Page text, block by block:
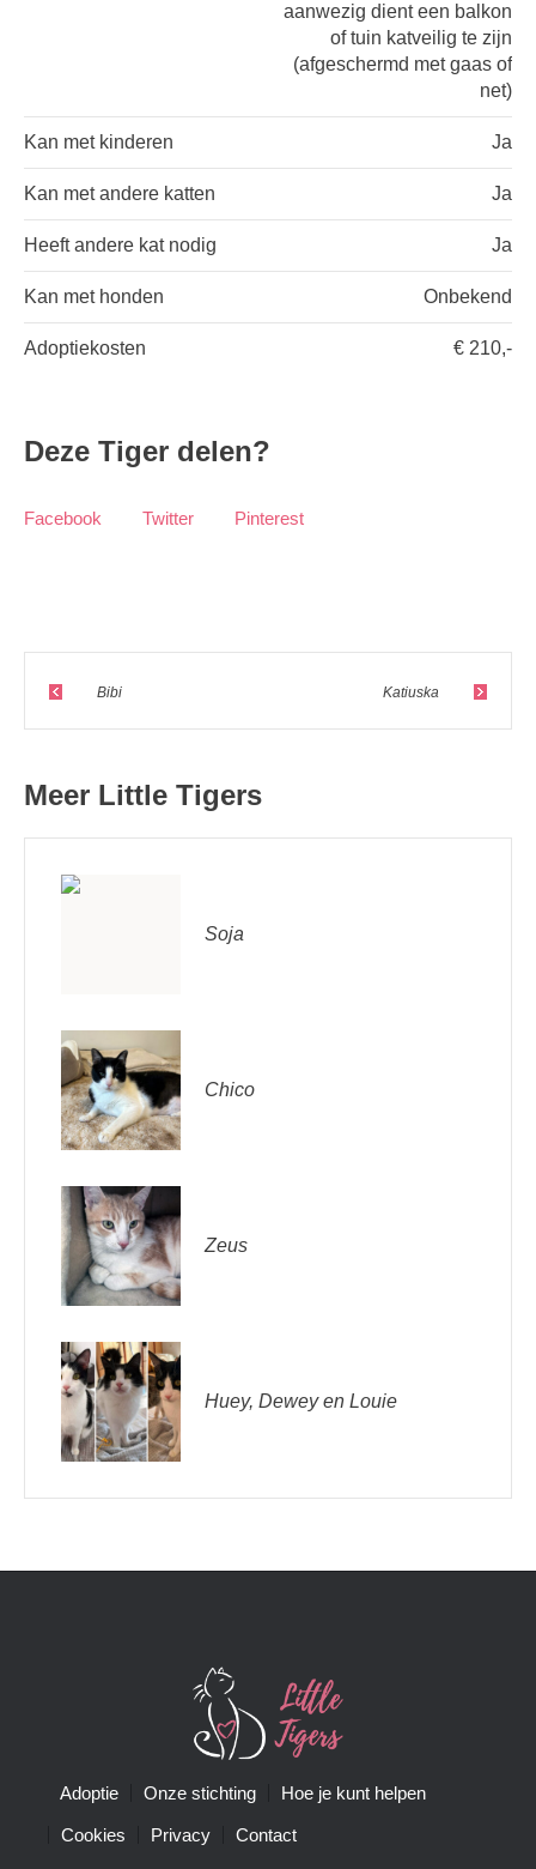
aanwezig dient een balkon
of tuin katveilig te zijn
(afgeschermd met gaas of
net)
Kan met kinderen Ja
Kan met andere katten Ja
Heeft andere kat nodig Ja
Kan met honden Onbekend
Adoptiekosten € 210,-
Deze Tiger delen?
Facebook Twitter Pinterest
Bibi Katiuska
Meer Little Tigers
Soja
Chico
Zeus
Huey, Dewey en Louie
Adoptie Onze stichting Hoe je kunt helpen
Cookies Privacy Contact